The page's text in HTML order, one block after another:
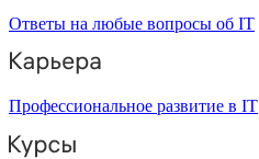
Ответы на любые вопросы об IT
Профессиональное развитие в IT